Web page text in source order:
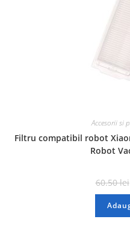
Accesorii si
Filtru compatibil robot
Robot
60.50lei